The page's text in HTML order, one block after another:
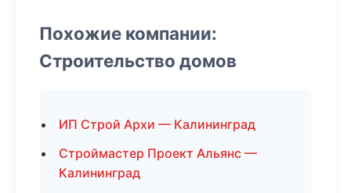
Похожие компании:
Строительство домов
ИП Строй Архи — Калининград
Строймастер Проект Альянс —
Калининград